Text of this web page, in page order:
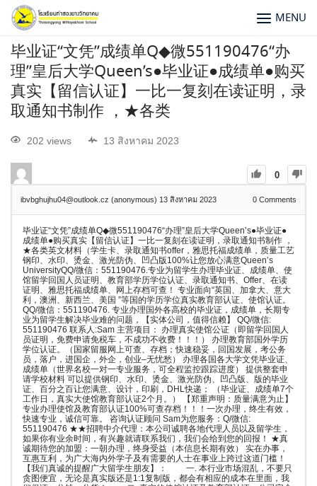
MENU
毕业证“文凭”成绩单Q◆微551190476“办
理”皇后大学Queen’s●毕业证●成绩单●购买
真实【留信认证】一比一复刻在读证明，录
取通知书制作 ，★各类
202 views 13 สิงหาคม 2023
0
ibvbghujhu04@outlook.cz (anonymous) 13 สิงหาคม 2023 0 Comments
毕业证“文凭”成绩单Q◆微551190476“办理”皇后大学Queen’s●毕业证●
成绩单●购买真实【留信认证】一比一复刻在读证明，录取通知书制作 ，
★各类英文材料（学生卡、录取通知书offer，雅思托福成绩单，质量工艺
钢印、水印、烫金、激光防伪、凹凸版100%让您放心满意Queen’s
UniversityQQ/微信：551190476.专业为留学生办理毕业证、成绩单、使
馆留学回国人员证明、教育部学历学位认证、录取通知书、Offer、在读
证明、雅思托福成绩单、网上存档可查！ 专业面向“英国、加拿大、意大
利，澳洲、新西兰、美国 ”等国的学历学位真实教育部认证、使馆认证。
QQ/微信：551190476. 专业办理国外各高校的毕业证，成绩单，长期专
业为留学生解决毕业难的问题，【实体公司，值得信赖】 QQ/微信:
551190476 联系人:Sam 主营项目： 办理真实使馆公证（即留学回国人
员证明，免费申请免税车，不成功不收费！！！） 办理教育部国外学历
学位认证。（国家留服网上可查、存档；快速稳妥，回国发展，考公务
员，落户，进国企，外企，创业–无忧愁） 办理各国各大学文凭毕业证、
成绩单（世界名校一对一专业服务，可全程监控跟踪进度） 提供整套申
请学校材料 可以提供钢印、水印、烫金、激光防伪、凹凸版、版的毕业
证、百分之百让您满意、设计，印刷，DHL快递； （毕业证、成绩单7个
工作日，真实大使馆教育部认证2个月。） 【郑重声明：质量满意为止】
专业办理使馆及教育部认证100%可查存档！！！一次办理，终生有效，
快速专业，诚信可靠。 咨询认证顾问 Sam为您服务：Q/微信:
551190476 ★★招聘中介代理：本公司诚聘各地代理人员以及留学生，
如果你有业余时间，有兴趣就请联系我们，我们会给到您的回报！ ★真
诚期待您的加盟：一朝办理，终身受益（本信息长期有效） 实在办事，
互惠互利，为广大海内外学子及有需要的人士在事业上跨过这道门槛！
【我们真诚的提醒广大留学生朋友】： 一. 本行业市场混乱，不要只
贪图便宜，无论是真实版还是1:1复制版，都会有相应的成本在里面，我